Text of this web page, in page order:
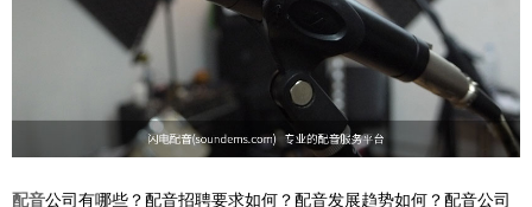
配音公司有哪些？配音招聘要求如何？配音发展趋势如何？配音公司